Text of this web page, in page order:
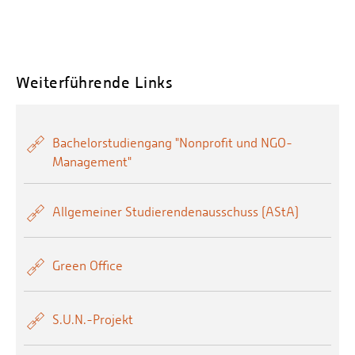
Weiterführende Links
Bachelorstudiengang "Nonprofit und NGO-
Management"
Allgemeiner Studierendenausschuss (AStA)
Green Office
S.U.N.-Projekt